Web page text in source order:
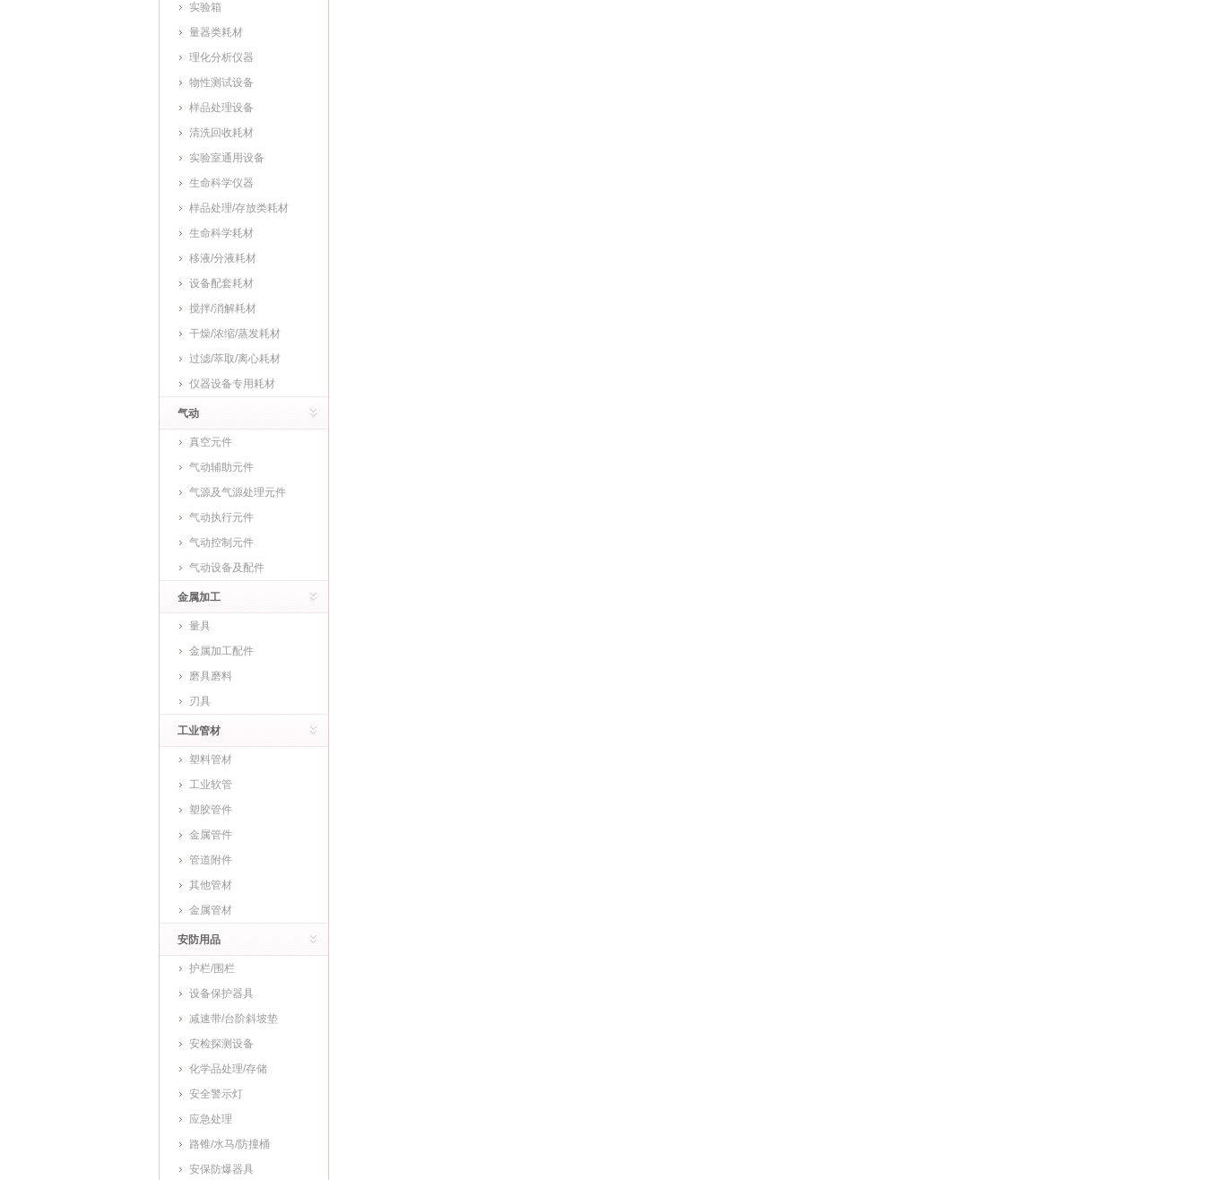
实验箱
量器类耗材
理化分析仪器
物性测试设备
样品处理设备
清洗回收耗材
实验室通用设备
生命科学仪器
样品处理/存放类耗材
生命科学耗材
移液/分液耗材
设备配套耗材
搅拌/消解耗材
干燥/浓缩/蒸发耗材
过滤/萃取/离心耗材
仪器设备专用耗材
气动
真空元件
气动辅助元件
气源及气源处理元件
气动执行元件
气动控制元件
气动设备及配件
金属加工
量具
金属加工配件
磨具磨料
刃具
工业管材
塑料管材
工业软管
塑胶管件
金属管件
管道附件
其他管材
金属管材
安防用品
护栏/围栏
设备保护器具
减速带/台阶斜坡垫
安检探测设备
化学品处理/存储
安全警示灯
应急处理
路锥/水马/防撞桶
安保防爆器具